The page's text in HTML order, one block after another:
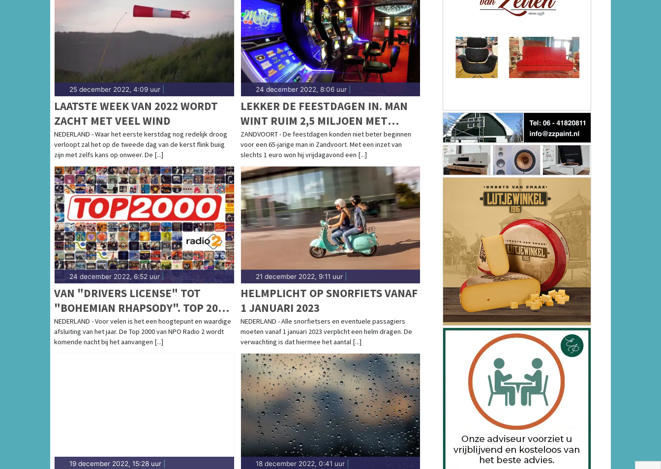
25 december 2022, 4:09 uur
LAATSTE WEEK VAN 2022 WORDT
ZACHT MET VEEL WIND
NEDERLAND - Waar het eerste kerstdag nog redelijk droog
verloopt zal het op de tweede dag van de kerst flink buiig
zijn met zelfs kans op onweer. De [...]
24 december 2022, 8:06 uur|
LEKKER DE FEESTDAGEN IN. MAN
WINT RUIM 2,5 MILJOEN MET
MEGA-JACKPOT!
ZANDVOORT - De feestdagen konden niet beter beginnen
voor een 65-jarige man in Zandvoort. Met een inzet van
slechts 1 euro won hij vrijdagavond een [...]
24 december 2022, 6:52 uur
VAN "DRIVERS LICENSE" TOT
"BOHEMIAN RHAPSODY". TOP 2000
KOMENDE NACHT VAN START
NEDERLAND - Voor velen is het een hoogtepunt en waardige
afsluiting van het jaar. De Top 2000 van NPO Radio 2 wordt
komende nacht bij het aanvangen [...]
21 december 2022, 9:11 uur|
HELMPLICHT OP SNORFIETS VANAF
1 JANUARI 2023
NEDERLAND - Alle snorfietsers en eventuele passagiers
moeten vanaf 1 januari 2023 verplicht een helm dragen. De
verwachting is dat hiermee het aantal [...]
19 december 2022, 15:28 uur 18 december 2022, 0:41 uur|